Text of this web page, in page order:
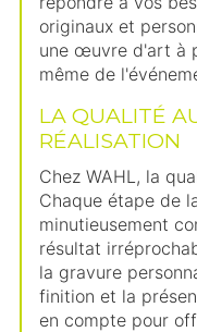
originaux et
une œuvre d'art à
même de
LA QUALITÉ
RÉALISATION
Chez WAHL, la
Chaque étape de
minutieusement
résultat
la gravure
finition et la
en compte pour